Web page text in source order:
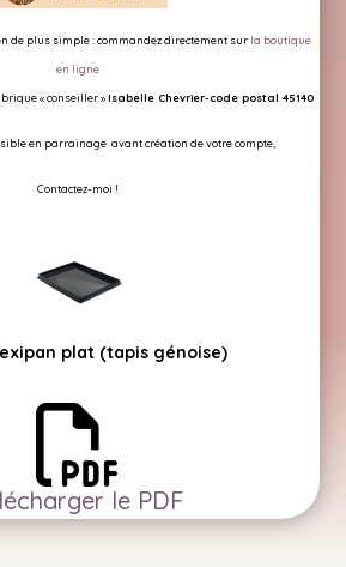
de plus simple :commandez directement sur la boutique
en ligne
« conseiller »Isabelle Chevrier-code postal 45140
en parrainage avant création de votre compte,
Contactez-moi !
plat (tapis génoise)
le PDF